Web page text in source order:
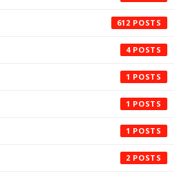
612
4
1
1
1
2